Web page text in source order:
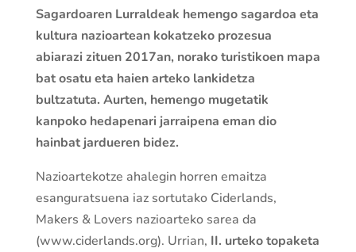
Sagardoaren Lurraldeak hemengo sagardoa eta
kultura nazioartean kokatzeko prozesua
abiarazi zituen 2017an, norako turistikoen mapa
bat osatu eta haien arteko lankidetza
bultzatuta. Aurten, hemengo mugetatik
kanpoko hedapenari jarraipena eman dio
hainbat jardueren bidez.
Nazioartekotze ahalegin horren emaitza
esanguratsuena iaz sortutako Ciderlands,
Makers & Lovers nazioarteko sarea da
(www.ciderlands.org). Urrian, II. urteko topaketa